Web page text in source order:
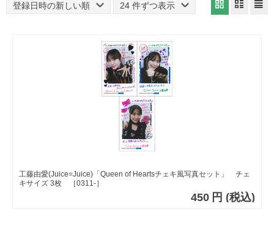
登録日時の新しい順 24 件ずつ表示
工藤由愛(Juice=Juice)「Queen of Heartsチェキ風写真セット」 チェ
キサイズ 3枚 ［0311-］
450 円 (税込)